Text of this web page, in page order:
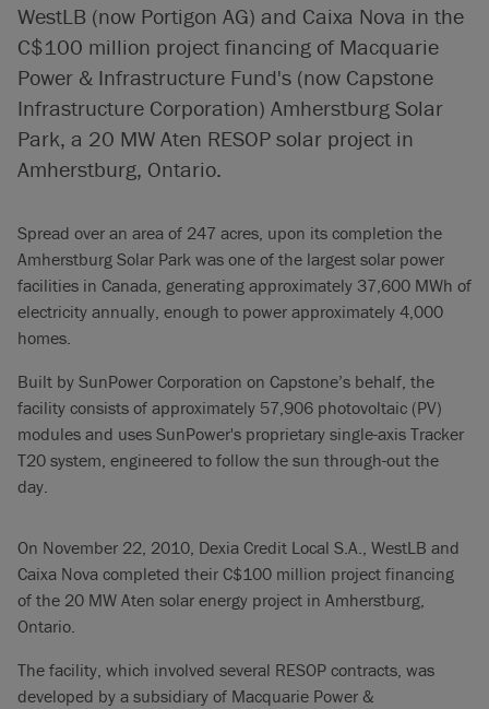
WestLB (now Portigon AG) and Caixa Nova in the
C$100 million project financing of Macquarie
Power & Infrastructure Fund's (now Capstone
Infrastructure Corporation) Amherstburg Solar
Park, a 20 MW Aten RESOP solar project in
Amherstburg, Ontario.
Spread over an area of 247 acres, upon its completion the
Amherstburg Solar Park was one of the largest solar power
facilities in Canada, generating approximately 37,600 MWh of
electricity annually, enough to power approximately 4,000
homes.
Built by SunPower Corporation on Capstone’s behalf, the
facility consists of approximately 57,906 photovoltaic (PV)
modules and uses SunPower's proprietary single-axis Tracker
T20 system, engineered to follow the sun through-out the
day.
On November 22, 2010, Dexia Credit Local S.A., WestLB and
Caixa Nova completed their C$100 million project financing
of the 20 MW Aten solar energy project in Amherstburg,
Ontario.
The facility, which involved several RESOP contracts, was
developed by a subsidiary of Macquarie Power &